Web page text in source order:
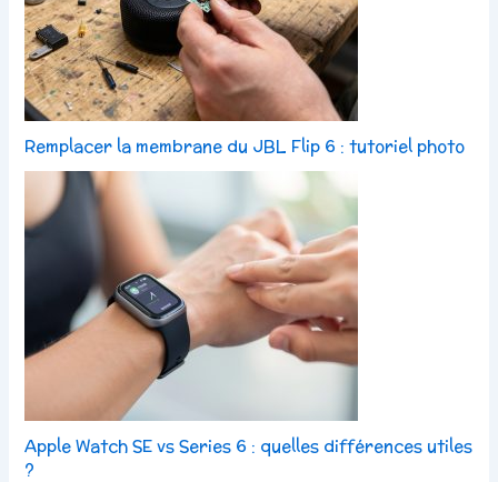
Remplacer la membrane du JBL Flip 6 : tutoriel photo
Apple Watch SE vs Series 6 : quelles différences utiles
?